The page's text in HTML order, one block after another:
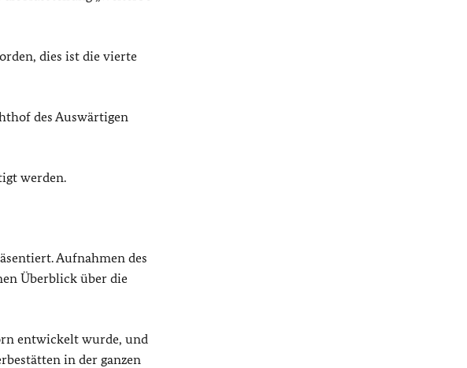
dies ist die vierte
des Auswärtigen
werden.
Aufnahmen des
Überblick über die
entwickelt wurde, und
in der ganzen